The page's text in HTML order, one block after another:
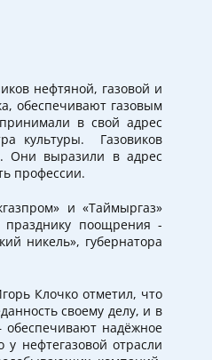
нефтяной, газовой и
обеспечивают газовым
в свой адрес
культуры. Газовиков
Они выразили в адрес
профессии.
и «Таймыргаз»
поощрения -
никель», губернатора
Клочко отметил, что
своему делу, и в
надёжное
нефтегазовой отрасли